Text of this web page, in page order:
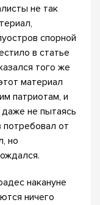
не так
спорной
в статье
того же
материал
патриотам, и
не пытаясь
от
но
накануне
ничего